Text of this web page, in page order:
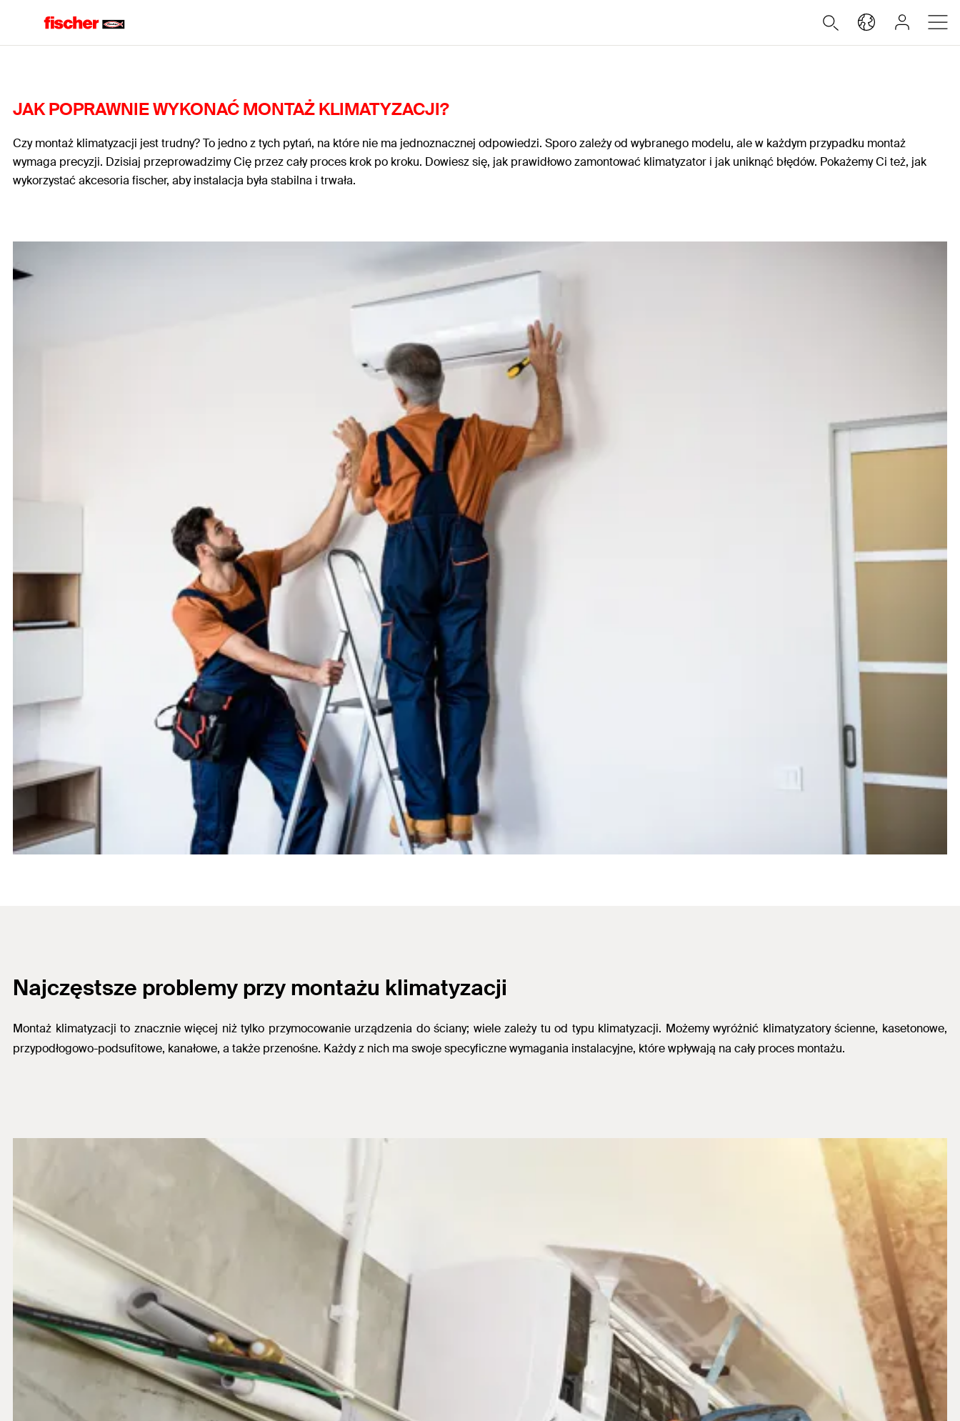
JAK POPRAWNIE WYKONAĆ MONTAŻ KLIMATYZACJI?
Czy montaż klimatyzacji jest trudny?To jedno z tych pytań, na które nie ma jednoznacznej odpowiedzi. Sporo zależy od wybranego modelu, ale w każdym przypadku montaż
wymaga precyzji. Dzisiaj przeprowadzimy Cię przez cały proces krok po kroku. Dowiesz się, jak prawidłowo zamontować klimatyzator i jak uniknąć błędów. Pokażemy Ci też, jak
wykorzystać akcesoria fischer, aby instalacja była stabilna i trwała.
Najczęstsze problemy przy montażu klimatyzacji
Montaż klimatyzacji to znacznie więcej niż tylko przymocowanie urządzenia do ściany; wiele zależy tu od typu klimatyzacji. Możemy wyróżnić klimatyzatory ścienne, kasetonowe,
przypodłogowo-podsufitowe, kanałowe, a także przenośne. Każdy z nich ma swoje specyficzne wymagania instalacyjne, które wpływają na cały proces montażu.